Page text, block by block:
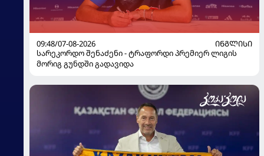
09:48/07-08-2026
ᲘᲜᲒᲚᲘᲡᲘ
სარეკორდო შენაძენი - ტრაფორდი პრემიერ ლიგის
მორიგ გუნდში გადავიდა